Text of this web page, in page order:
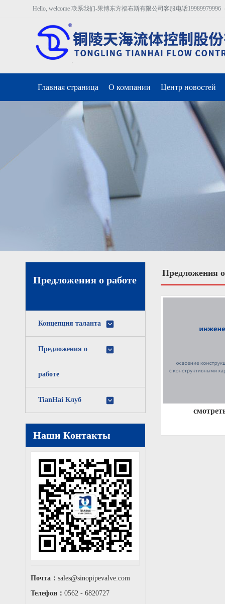
Hello, welcome 联系我们-果博东方福布斯有限公司客服电话19989979996
Главная страница О компании Центр новостей
Предложения о работе
Концепция таланта
Предложения о
работе
TianHai Клуб
Наши Контакты
Почта： sales@sinopipevalve.com
Телефон： 0562 - 6820727
Предложения